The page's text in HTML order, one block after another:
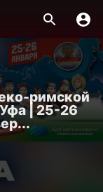
римской
| 25-26